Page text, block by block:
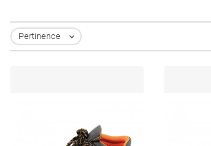
Pertinence 